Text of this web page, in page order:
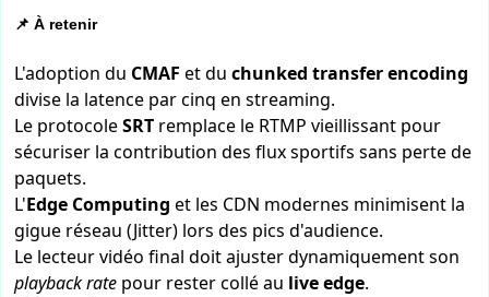
📌 À retenir
L'adoption du CMAF et du chunked transfer encoding
divise la latence par cinq en streaming.
Le protocoleSRT remplace le RTMP vieillissant pour
sécuriser la contribution des flux sportifs sans perte de
paquets.
L'Edge Computing et les CDN modernes minimisent la
gigue réseau (Jitter) lors des pics d'audience.
Le lecteur vidéo final doit ajuster dynamiquement son
playback rate pour rester collé au live edge.